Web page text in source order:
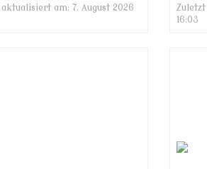
am: 7. August 2026
16:03